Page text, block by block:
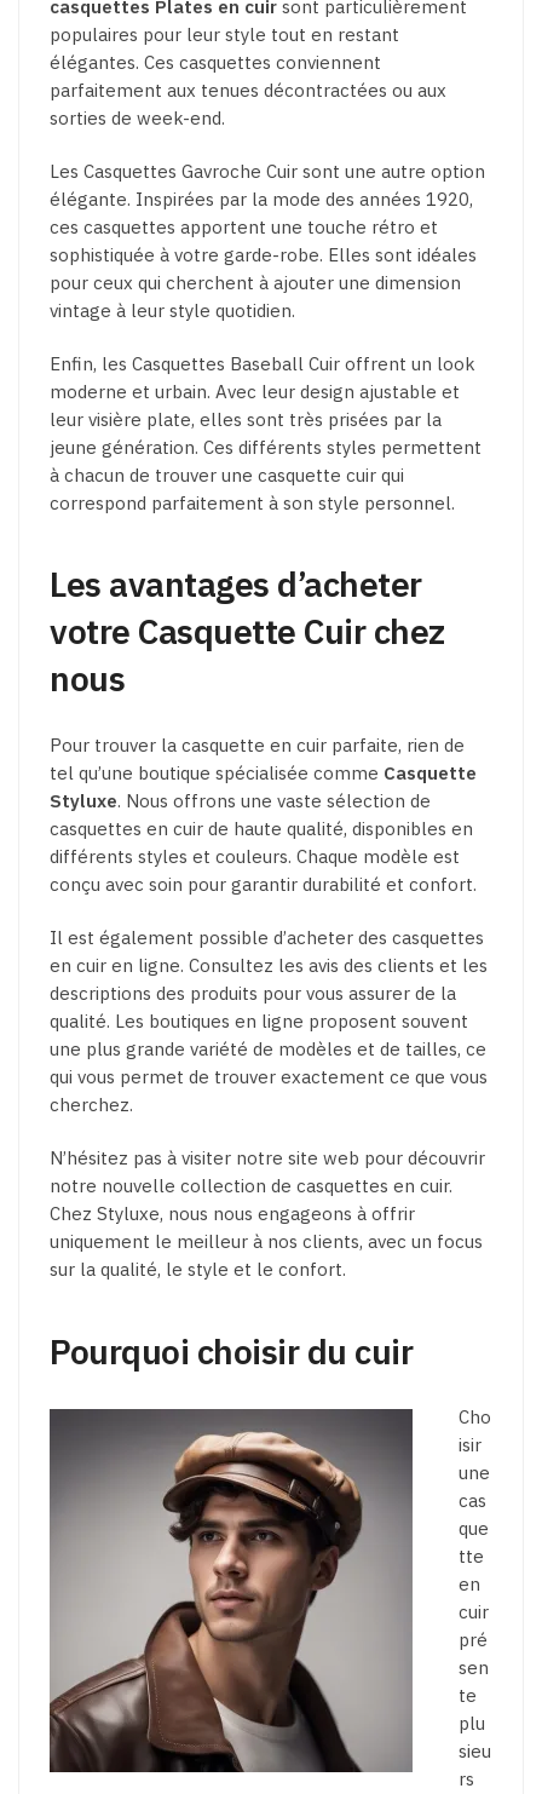
casquettes Plates en cuir sont particulièrement
populaires pour leur style tout en restant
élégantes. Ces casquettes conviennent
parfaitement aux tenues décontractées ou aux
sorties de week-end.
Les Casquettes Gavroche Cuir sont une autre option
élégante. Inspirées par la mode des années 1920,
ces casquettes apportent une touche rétro et
sophistiquée à votre garde-robe. Elles sont idéales
pour ceux qui cherchent à ajouter une dimension
vintage à leur style quotidien.
Enfin, les Casquettes Baseball Cuir offrent un look
moderne et urbain. Avec leur design ajustable et
leur visière plate, elles sont très prisées par la
jeune génération. Ces différents styles permettent
à chacun de trouver une casquette cuir qui
correspond parfaitement à son style personnel.
Les avantages d’acheter
votre Casquette Cuir chez
nous
Pour trouver la casquette en cuir parfaite, rien de
tel qu’une boutique spécialisée comme Casquette
Styluxe. Nous offrons une vaste sélection de
casquettes en cuir de haute qualité, disponibles en
différents styles et couleurs. Chaque modèle est
conçu avec soin pour garantir durabilité et confort.
Il est également possible d’acheter des casquettes
en cuir en ligne. Consultez les avis des clients et les
descriptions des produits pour vous assurer de la
qualité. Les boutiques en ligne proposent souvent
une plus grande variété de modèles et de tailles, ce
qui vous permet de trouver exactement ce que vous
cherchez.
N’hésitez pas à visiter notre site web pour découvrir
notre nouvelle collection de casquettes en cuir.
Chez Styluxe, nous nous engageons à offrir
uniquement le meilleur à nos clients, avec un focus
sur la qualité, le style et le confort.
Pourquoi choisir du cuir
Cho
isir
une
cas
que
tte
en
cuir
pré
sen
te
plu
sieu
rs